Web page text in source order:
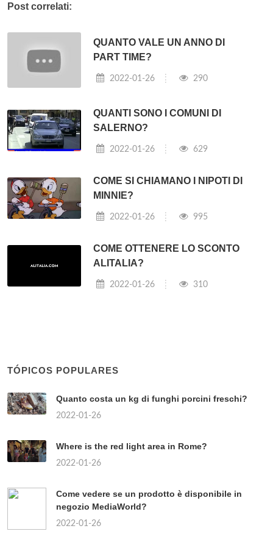
Post correlati:
QUANTO VALE UN ANNO DI
PART TIME?
2022-01-26 290
QUANTI SONO I COMUNI DI
SALERNO?
2022-01-26 629
COME SI CHIAMANO I NIPOTI DI
MINNIE?
2022-01-26 995
COME OTTENERE LO SCONTO
ALITALIA?
2022-01-26 310
TÓPICOS POPULARES
Quanto costa un kg di funghi porcini freschi?
2022-01-26
Where is the red light area in Rome?
2022-01-26
Come vedere se un prodotto è disponibile in
negozio MediaWorld?
2022-01-26